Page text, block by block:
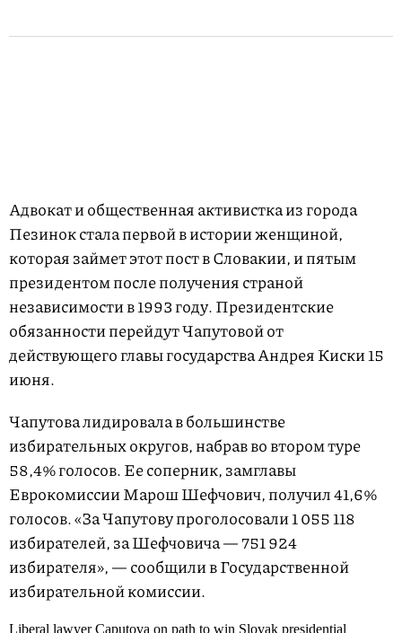
Адвокат и общественная активистка из города
Пезинок стала первой в истории женщиной,
которая займет этот пост в Словакии, и пятым
президентом после получения страной
независимости в 1993 году. Президентские
обязанности перейдут Чапутовой от
действующего главы государства Андрея Киски 15
июня.
Чапутова лидировала в большинстве
избирательных округов, набрав во втором туре
58,4% голосов. Ее соперник, замглавы
Еврокомиссии Марош Шефчович, получил 41,6%
голосов. «За Чапутову проголосовали 1 055 118
избирателей, за Шефчовича — 751 924
избирателя», — сообщили в Государственной
избирательной комиссии.
Liberal lawyer Caputova on path to win Slovak presidential